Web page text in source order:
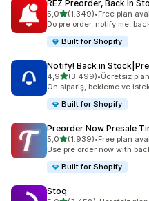
REZ Preorder, Back In
5,05 yıldız üzerinden
(1.349)
toplam 1349 değerlendirme
•Free plan
Do pre order, notify me,
Built for Shopify
Notify! Back in
4,95 yıldız üzerinden
(3.499)
toplam 3499 değerlendirme
•Ücretsiz
Ön sipariş, bekleme ve
Built for Shopify
Preorder Now Presale
5,05 yıldız üzerinden
(1.939)
toplam 1939 değerlendirme
•Free plan
Use pre order now with
Built for Shopify
Stoq